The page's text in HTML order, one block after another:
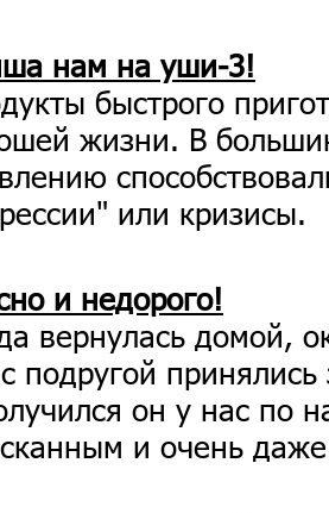
нам на уши-3!
быстрого
жизни. В
или кризисы.
и недорого!
вернулась домой,
подругой
он у нас по
и очень